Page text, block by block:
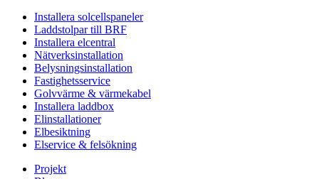
Installera solcellspaneler
Laddstolpar till BRF
Installera elcentral
Nätverksinstallation
Belysningsinstallation
Fastighetsservice
Golvvärme & värmekabel
Installera laddbox
Elinstallationer
Elbesiktning
Elservice & felsökning
Projekt